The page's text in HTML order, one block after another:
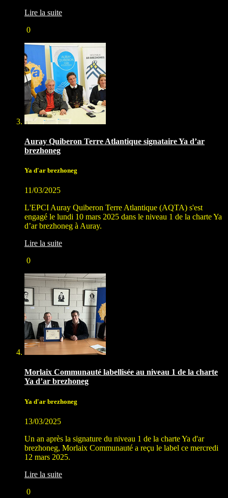
Lire la suite
0
Auray Quiberon Terre Atlantique signataire Ya d’ar
brezhoneg
Ya d'ar brezhoneg
11/03/2025
L'EPCI Auray Quiberon Terre Atlantique (AQTA) s'est
engagé le lundi 10 mars 2025 dans le niveau 1 de la charte Ya
d’ar brezhoneg à Auray.
Lire la suite
0
Morlaix Communauté labellisée au niveau 1 de la charte
Ya d’ar brezhoneg
Ya d'ar brezhoneg
13/03/2025
Un an après la signature du niveau 1 de la charte Ya d'ar
brezhoneg, Morlaix Communauté a reçu le label ce mercredi
12 mars 2025.
Lire la suite
0